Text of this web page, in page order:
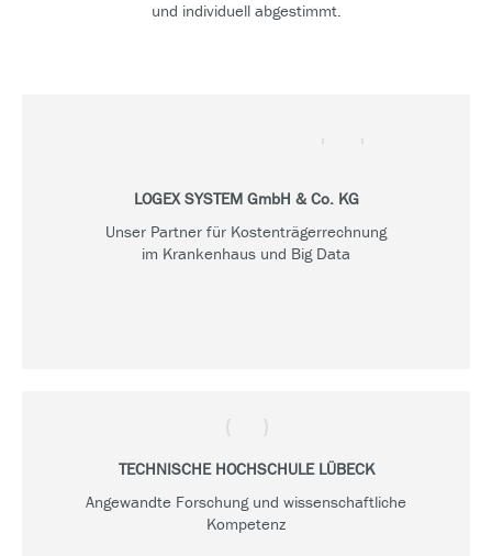
und individuell abgestimmt.
LOGEX SYSTEM GmbH & Co. KG
Unser Partner für Kostenträgerrechnung
im Krankenhaus und Big Data
TECHNISCHE HOCHSCHULE LÜBECK
Angewandte Forschung und wissenschaftliche
Kompetenz